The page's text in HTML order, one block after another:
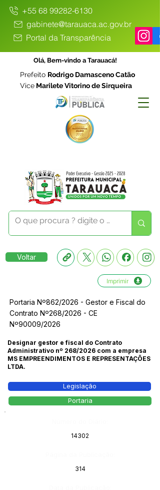
+55 68 99282-6130
gabinete@tarauaca.ac.gov.br
Portal da Transparência
Olá, Bem-vindo a Tarauacá!
Prefeito Rodrigo Damasceno Catão
Vice Marilete Vitorino de Sirqueira
Voltar
Imprimir
Portaria Nº862/2026 - Gestor e Fiscal do
Contrato Nº268/2026 - CE
Nº90009/2026
Designar gestor e fiscal do Contrato
Administrativo nº 268/2026 com a empresa
MS EMPREENDIMENTOS E REPRESENTAÇÕES
LTDA.
Legislação
Portaria
14302
314